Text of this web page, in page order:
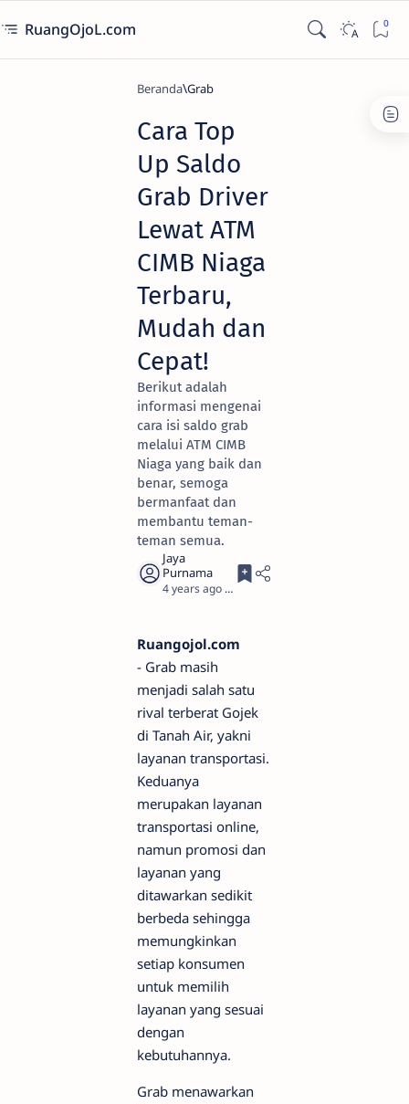
RuangOjoL.com
Beranda Grab
Cara Top
Up Saldo
Grab Driver
Lewat ATM
CIMB Niaga
Terbaru,
Mudah dan
Cepat!
Berikut adalah
informasi mengenai
cara isi saldo grab
melalui ATM CIMB
Niaga yang baik dan
benar, semoga
bermanfaat dan
membantu teman-
teman semua.
4 years ago 3
Ruangojol.com
- Grab masih
menjadi salah satu
rival terberat Gojek
di Tanah Air, yakni
layanan transportasi.
Keduanya
merupakan layanan
transportasi online,
namun promosi dan
layanan yang
ditawarkan sedikit
berbeda sehingga
memungkinkan
setiap konsumen
untuk memilih
layanan yang sesuai
dengan
kebutuhannya.
Grab menawarkan